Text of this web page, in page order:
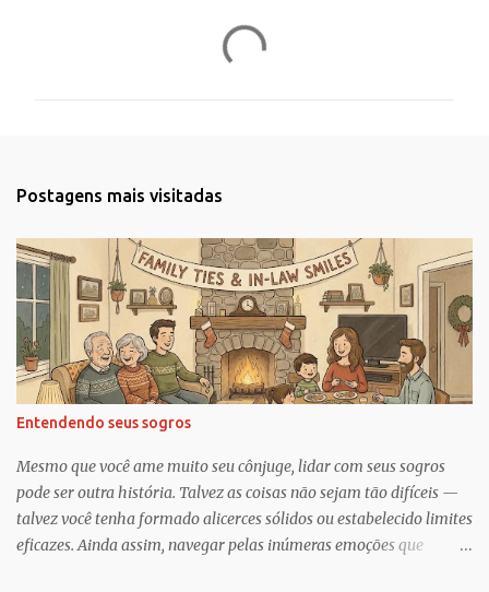
r
i
o
s
Postagens mais visitadas
Entendendo seus sogros
Mesmo que você ame muito seu cônjuge, lidar com seus sogros
pode ser outra história. Talvez as coisas não sejam tão difíceis —
talvez você tenha formado alicerces sólidos ou estabelecido limites
eficazes. Ainda assim, navegar pelas inúmeras emoções que